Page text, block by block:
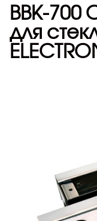
BBK-700
для